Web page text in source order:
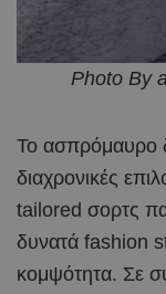
Photo By
Το ασπρόμαυρο
διαχρονικές
tailored σορτς
δυνατά fashion
κομψότητα. Σε